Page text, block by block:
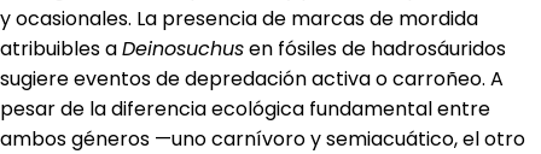
y ocasionales. La presencia de marcas de mordida
atribuibles aDeinosuchusen fósiles de hadrosáuridos
sugiere eventos de depredación activa o carroñeo. A
pesar de la diferencia ecológica fundamental entre
ambos géneros —uno carnívoro y semiacuático, el otro